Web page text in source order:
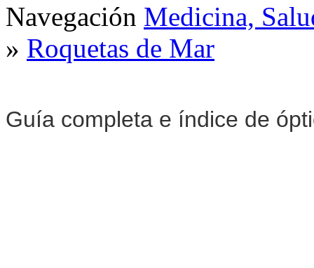
Navegación Medicina,
» Roquetas de Mar
Guía completa e índice de